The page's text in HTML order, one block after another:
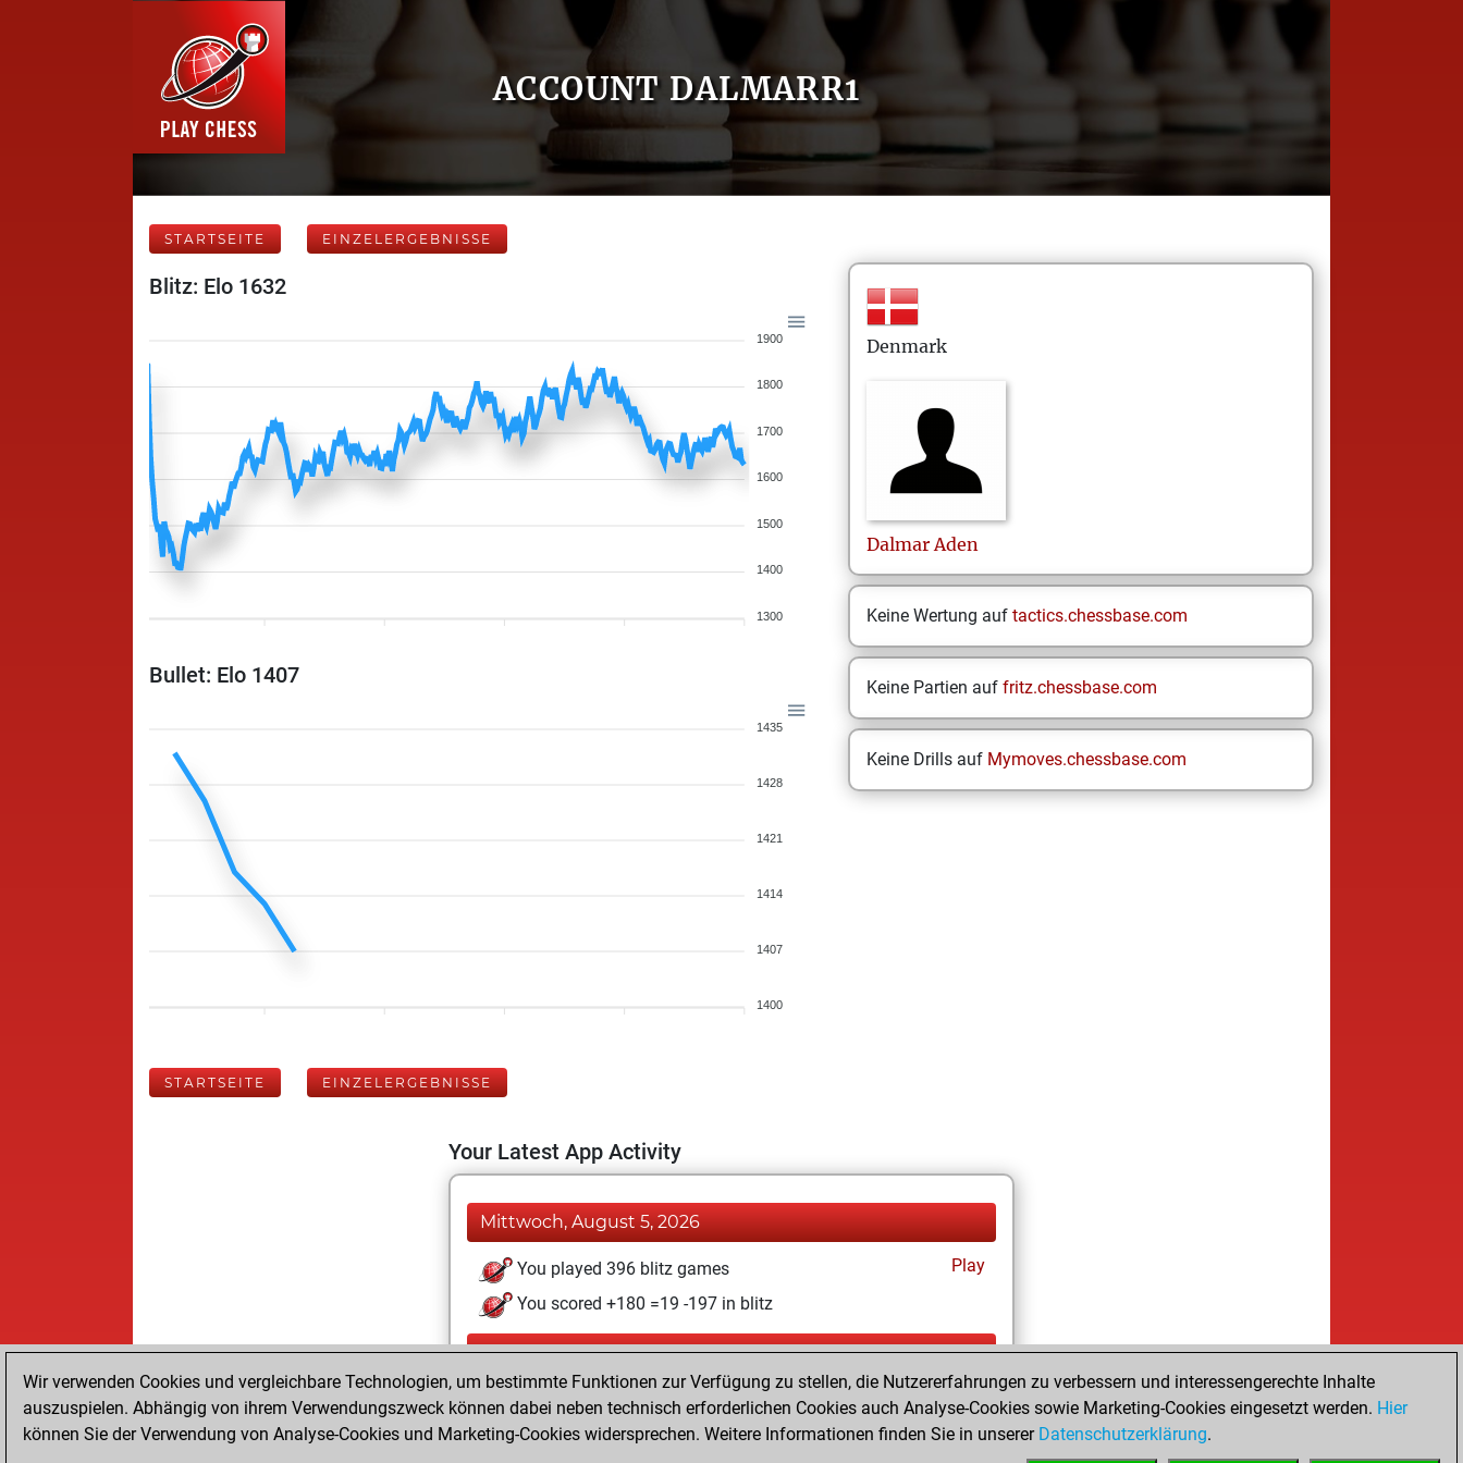
ACCOUNT DALMARR1
STARTSEITE EINZELERGEBNISSE
Blitz: Elo 1632
1900
1800
1700
1600
1500
1400
1300
Bullet: Elo 1407
1435
1428
1421
1414
1407
1400
Denmark
Dalmar Aden
Keine Wertung auf tactics.chessbase.com
Keine Partien auf fritz.chessbase.com
Keine Drills auf Mymoves.chessbase.com
STARTSEITE EINZELERGEBNISSE
Your Latest App Activity
Mittwoch, August 5, 2026
You played 396 blitz games
Play
You scored +180 =19 -197 in blitz
Dienstag, Juni 9, 2026
You played 4 bullet games
Play
You scored +0 =0 -4 in bullet
Wir verwenden Cookies und vergleichbare Technologien, um bestimmte Funktionen zur Verfügung zu stellen, die Nutzererfahrungen zu verbessern und interessengerechte Inhalte
auszuspielen. Abhängig von ihrem Verwendungszweck können dabei neben technisch erforderlichen Cookies auch Analyse-Cookies sowie Marketing-Cookies eingesetzt werden. Hier
können Sie der Verwendung von Analyse-Cookies und Marketing-Cookies widersprechen. Weitere Informationen finden Sie in unserer Datenschutzerklärung.